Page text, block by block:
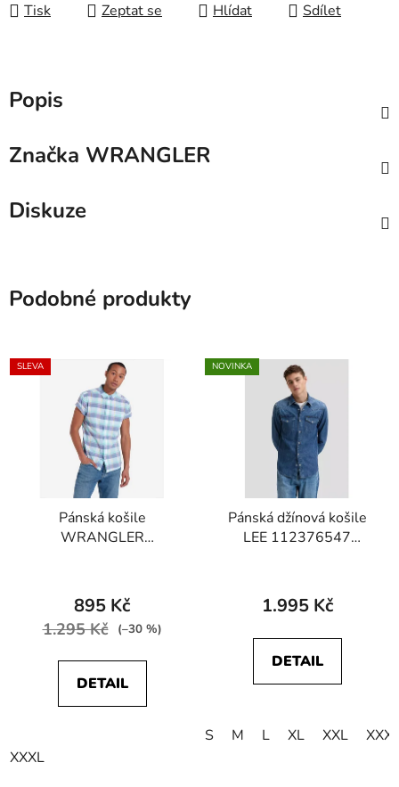
Tisk Zeptat se Hlídat Sdílet
Popis
Značka WRANGLER
Diskuze
Podobné produkty
SLEVA
Pánská košile
WRANGLER
Glass
895 Kč
1.295 Kč (–30 %)
DETAIL
XXXL
NOVINKA
Pánská džínová košile
LEE 112376547
1.995 Kč
DETAIL
S M L XL XXL